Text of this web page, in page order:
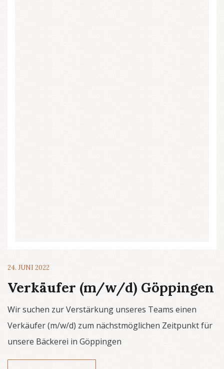
24. JUNI 2022
Verkäufer (m/w/d) Göppingen
Wir suchen zur Verstärkung unseres Teams einen
Verkäufer (m/w/d) zum nächstmöglichen Zeitpunkt für
unsere Bäckerei in Göppingen